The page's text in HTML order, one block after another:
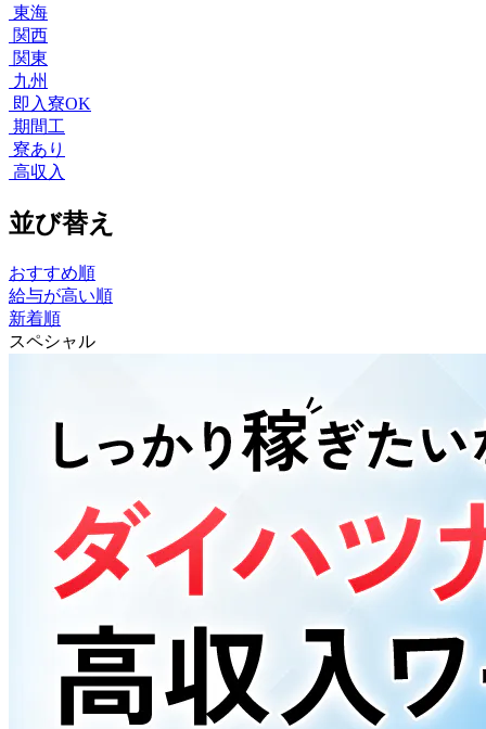
東海
関西
関東
九州
即入寮OK
期間工
寮あり
高収入
並び替え
おすすめ順
給与が高い順
新着順
スペシャル